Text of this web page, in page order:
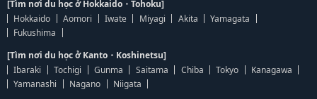
[Tìm nơi du học ở Hokkaido・Tohoku]
Hokkaido
Aomori Iwate Miyagi Akita
Yamagata
Fukushima
[Tìm nơi du học ở Kanto・Koshinetsu]
Ibaraki
Tochigi Gunma Saitama Chiba Tokyo
Kanagawa
Yamanashi
Nagano
Niigata